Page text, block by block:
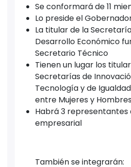
Se conformará de 11
Lo preside el
La titular de la
Desarrollo Económico
Secretario Técnico
Tienen un lugar los
Secretarías de
Tecnología y de
entre Mujeres y Hombres
Habrá 3
empresarial
También se integrarán: